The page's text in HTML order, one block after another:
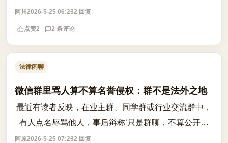
场、写字楼也以‘提升效率’为由，将人脸识别作为唯一
通行方式。这种‘大家都这样’的惯性...
阿川 2026-5-25 06:232 回复
点赞2 2 条评论
法律闲聊
微信群里骂人算不算名誉侵权：群不是法外之地
最近有读者反映，在业主群、同学群或行业交流群中，
有人点名辱骂他人，事后辩称‘只是群聊，不算公开传
播’。这种说法在法律上站得住脚吗？ 根据《民法典》
阿原2026-5-25 07:232 回复